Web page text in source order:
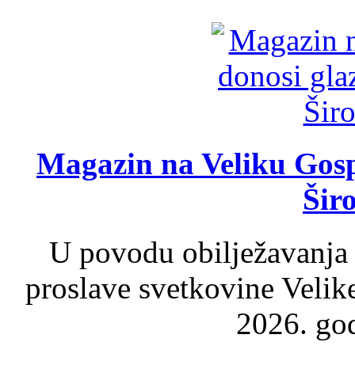
Magazin na Veliku
U povodu
proslave svetkovine
2026.